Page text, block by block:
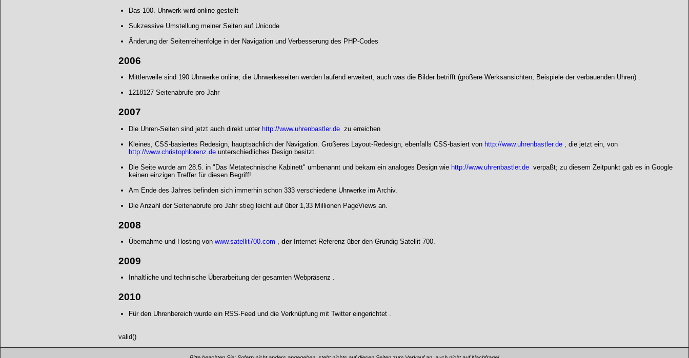
Das 100. Uhrwerk wird online gestellt
Sukzessive Umstellung meiner Seiten auf Unicode
Änderung der Seitenreihenfolge in der Navigation und Verbesserung des PHP-Codes
2006
Mittlerweile sind 190 Uhrwerke online; die Uhrwerkeseiten werden laufend erweitert, auch was die Bilder betrifft (größere Werksansichten, Beispiele der verbauenden Uhren) .
1218127 Seitenabrufe pro Jahr
2007
Die Uhren-Seiten sind jetzt auch direkt unter http://www.uhrenbastler.de zu erreichen
Kleines, CSS-basiertes Redesign, hauptsächlich der Navigation. Größeres Layout-Redesign, ebenfalls CSS-basiert von http://www.uhrenbastler.de
, die jetzt ein, von
http://www.christophlorenz.de unterschiedliches Design besitzt.
Die Seite wurde am 28.5. in "Das Metatechnische Kabinett" umbenannt und bekam ein analoges Design wie http://www.uhrenbastler.de verpaßt; zu diesem Zeitpunkt gab es in Google
keinen einzigen Treffer für diesen Begriff!
Am Ende des Jahres befinden sich immerhin schon 333 verschiedene Uhrwerke im Archiv.
Die Anzahl der Seitenabrufe pro Jahr stieg leicht auf über 1,33 Millionen PageViews an.
2008
Übernahme und Hosting von www.satellit700.com , der Internet-Referenz über den Grundig Satellit 700.
2009
Inhaltliche und technische Überarbeitung der gesamten Webpräsenz .
2010
Für den Uhrenbereich wurde ein RSS-Feed und die Verknüpfung mit Twitter eingerichtet .
valid()